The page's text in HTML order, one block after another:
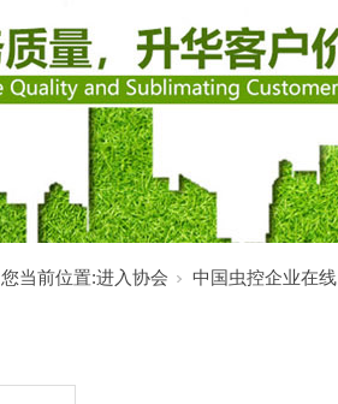
您当前位置:进入协会 中国虫控企业在线